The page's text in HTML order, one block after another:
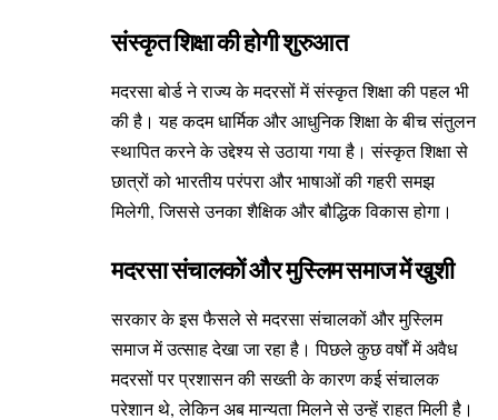
संस्कृत शिक्षा की होगी शुरुआत
मदरसा बोर्ड ने राज्य के मदरसों में संस्कृत शिक्षा की पहल भी
की है। यह कदम धार्मिक और आधुनिक शिक्षा के बीच संतुलन
स्थापित करने के उद्देश्य से उठाया गया है। संस्कृत शिक्षा से
छात्रों को भारतीय परंपरा और भाषाओं की गहरी समझ
मिलेगी, जिससे उनका शैक्षिक और बौद्धिक विकास होगा।
मदरसा संचालकों और मुस्लिम समाज में खुशी
सरकार के इस फैसले से मदरसा संचालकों और मुस्लिम
समाज में उत्साह देखा जा रहा है। पिछले कुछ वर्षों में अवैध
मदरसों पर प्रशासन की सख्ती के कारण कई संचालक
परेशान थे, लेकिन अब मान्यता मिलने से उन्हें राहत मिली है।